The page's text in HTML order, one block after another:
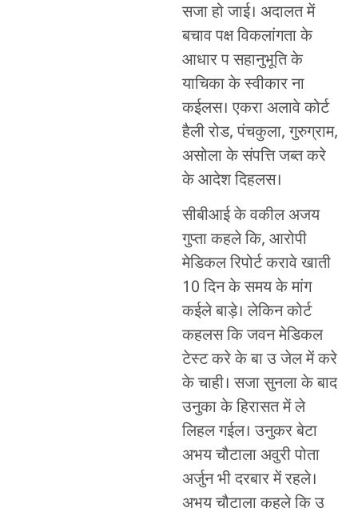
सजा हो जाई। अदालत में
बचाव पक्ष विकलांगता के
आधार प सहानुभूति के
याचिका के स्वीकार ना
कईलस। एकरा अलावे कोर्ट
हैली रोड, पंचकुला, गुरुग्राम,
असोला के संपत्ति जब्त करे
के आदेश दिहलस।
सीबीआई के वकील अजय
गुप्ता कहले कि, आरोपी
मेडिकल रिपोर्ट करावे खाती
10 दिन के समय के मांग
कईले बाड़े। लेकिन कोर्ट
कहलस कि जवन मेडिकल
टेस्ट करे के बा उ जेल में करे
के चाही। सजा सुनला के बाद
उनुका के हिरासत में ले
लिहल गईल। उनुकर बेटा
अभय चौटाला अवुरी पोता
अर्जुन भी दरबार में रहले।
अभय चौटाला कहले कि उ